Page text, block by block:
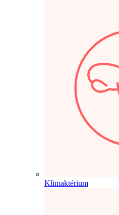
Klimaktérium